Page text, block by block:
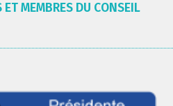
MEMBRES DU CONSEIL